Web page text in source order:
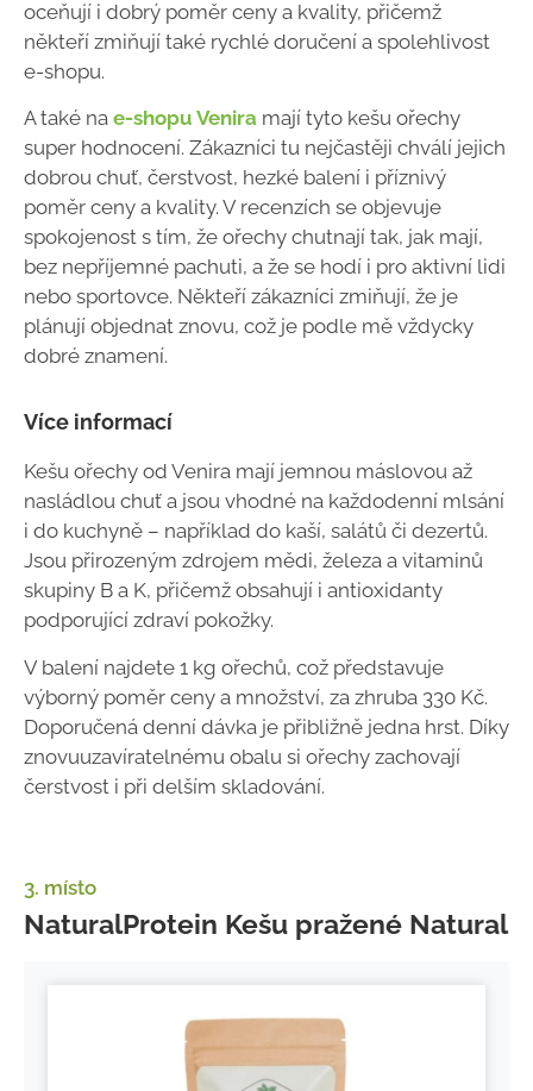
oceňují i dobrý poměr ceny a kvality, přičemž
někteří zmiňují také rychlé doručení a spolehlivost
e-shopu.
A také na e-shopu Venira mají tyto kešu ořechy
super hodnocení. Zákazníci tu nejčastěji chválí jejich
dobrou chuť, čerstvost, hezké balení i příznivý
poměr ceny a kvality. V recenzích se objevuje
spokojenost s tím, že ořechy chutnají tak, jak mají,
bez nepříjemné pachuti, a že se hodí i pro aktivní lidi
nebo sportovce. Někteří zákazníci zmiňují, že je
plánují objednat znovu, což je podle mě vždycky
dobré znamení.
Více informací
Kešu ořechy od Venira mají jemnou máslovou až
nasládlou chuť a jsou vhodné na každodenní mlsání
i do kuchyně – například do kaší, salátů či dezertů.
Jsou přirozeným zdrojem mědi, železa a vitaminů
skupiny B a K, přičemž obsahují i antioxidanty
podporující zdraví pokožky.
V balení najdete 1 kg ořechů, což představuje
výborný poměr ceny a množství, za zhruba 330 Kč.
Doporučená denní dávka je přibližně jedna hrst. Díky
znovuuzavíratelnému obalu si ořechy zachovají
čerstvost i při delším skladování.
3. místo
NaturalProtein Kešu pražené Natural